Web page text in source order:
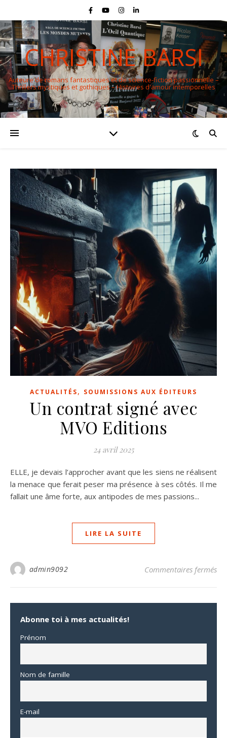
CHRISTINE BARSI
Auteure de romans fantastiques et de science-fiction passionnelle –
Thrillers mystiques et gothiques – Histoires d'amour intemporelles
ACTUALITÉS, SOUMISSIONS AUX ÉDITEURS
Un contrat signé avec
MVO Editions
24 avril 2025
ELLE, je devais l’approcher avant que les siens ne réalisent
la menace que ferait peser ma présence à ses côtés. Il me
fallait une âme forte, aux antipodes de mes passions...
LIRE LA SUITE
admin9092 Commentaires fermés
Abonne toi à mes actualités!
Prénom
Nom de famille
E-mail